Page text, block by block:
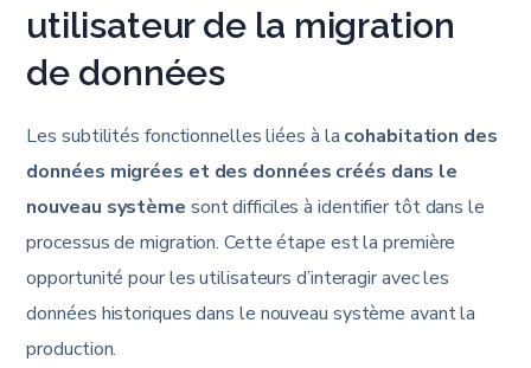
utilisateur de la migration
de données
Les subtilités fonctionnelles liées à la cohabitation des
données migrées et des données créés dans le
nouveau système sont difficiles à identifier tôt dans le
processus de migration. Cette étape est la première
opportunité pour les utilisateurs d’interagir avec les
données historiques dans le nouveau système avant la
production.